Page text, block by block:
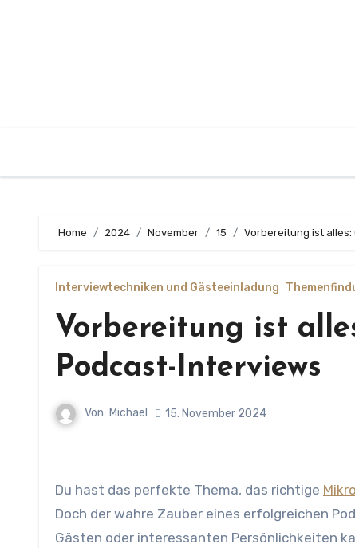
Home 2024 November 15 Vorbereitung ist
Interviewtechniken und Gästeeinladung
Vorbereitung ist
Podcast-Interviews
Von Michael 15. November 2024
Du hast das perfekte Thema, das richtige
Doch der wahre Zauber eines erfolgreichen
Gästen oder interessanten Persönlichkeiten